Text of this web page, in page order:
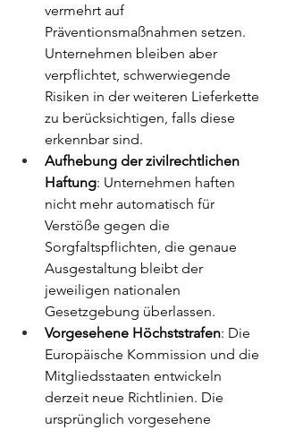
vermehrt auf
Präventionsmaßnahmen setzen.
Unternehmen bleiben aber
verpflichtet, schwerwiegende
Risiken in der weiteren Lieferkette
zu berücksichtigen, falls diese
erkennbar sind.
Aufhebung der zivilrechtlichen
Haftung: Unternehmen haften
nicht mehr automatisch für
Verstöße gegen die
Sorgfaltspflichten, die genaue
Ausgestaltung bleibt der
jeweiligen nationalen
Gesetzgebung überlassen.
Vorgesehene Höchststrafen: Die
Europäische Kommission und die
Mitgliedsstaaten entwickeln
derzeit neue Richtlinien. Die
ursprünglich vorgesehene